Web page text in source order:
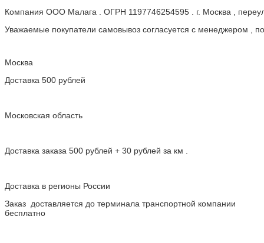
Компания ООО Малага . ОГРН 1197746254595 . г. Москва ,
Уважаемые покупатели самовывоз согласуется с менеджером ,
Москва
Доставка 500 рублей
Московская область
Доставка заказа 500 рублей + 30 рублей за км .
Доставка в регионы России
Заказ доставляется до терминала транспортной компании
бесплатно